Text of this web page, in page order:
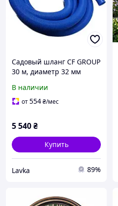
Садовый шланг CF GROUP
30 м, диаметр 32 мм
В наличии
от554₴/мес
5 540₴
Купить
Lavka 89%